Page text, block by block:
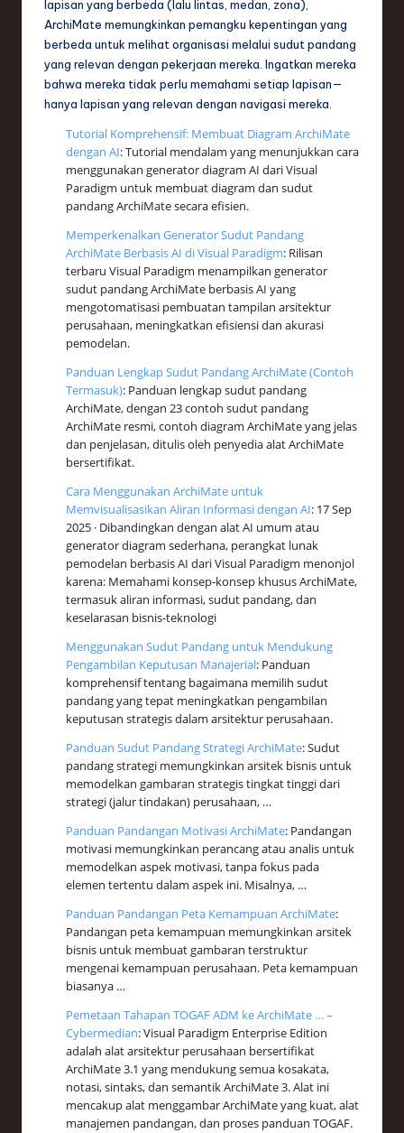
lapisan yang berbeda (lalu lintas, medan, zona),
ArchiMate memungkinkan pemangku kepentingan yang
berbeda untuk melihat organisasi melalui sudut pandang
yang relevan dengan pekerjaan mereka. Ingatkan mereka
bahwa mereka tidak perlu memahami setiap lapisan—
hanya lapisan yang relevan dengan navigasi mereka.
Tutorial Komprehensif: Membuat Diagram ArchiMate
dengan AI: Tutorial mendalam yang menunjukkan cara
menggunakan generator diagram AI dari Visual
Paradigm untuk membuat diagram dan sudut
pandang ArchiMate secara efisien.
Memperkenalkan Generator Sudut Pandang
ArchiMate Berbasis AI di Visual Paradigm: Rilisan
terbaru Visual Paradigm menampilkan generator
sudut pandang ArchiMate berbasis AI yang
mengotomatisasi pembuatan tampilan arsitektur
perusahaan, meningkatkan efisiensi dan akurasi
pemodelan.
Panduan Lengkap Sudut Pandang ArchiMate (Contoh
Termasuk): Panduan lengkap sudut pandang
ArchiMate, dengan 23 contoh sudut pandang
ArchiMate resmi, contoh diagram ArchiMate yang jelas
dan penjelasan, ditulis oleh penyedia alat ArchiMate
bersertifikat.
Cara Menggunakan ArchiMate untuk
Memvisualisasikan Aliran Informasi dengan AI: 17 Sep
2025 · Dibandingkan dengan alat AI umum atau
generator diagram sederhana, perangkat lunak
pemodelan berbasis AI dari Visual Paradigm menonjol
karena: Memahami konsep-konsep khusus ArchiMate,
termasuk aliran informasi, sudut pandang, dan
keselarasan bisnis-teknologi
Menggunakan Sudut Pandang untuk Mendukung
Pengambilan Keputusan Manajerial: Panduan
komprehensif tentang bagaimana memilih sudut
pandang yang tepat meningkatkan pengambilan
keputusan strategis dalam arsitektur perusahaan.
Panduan Sudut Pandang Strategi ArchiMate: Sudut
pandang strategi memungkinkan arsitek bisnis untuk
memodelkan gambaran strategis tingkat tinggi dari
strategi (jalur tindakan) perusahaan, …
Panduan Pandangan Motivasi ArchiMate: Pandangan
motivasi memungkinkan perancang atau analis untuk
memodelkan aspek motivasi, tanpa fokus pada
elemen tertentu dalam aspek ini. Misalnya, …
Panduan Pandangan Peta Kemampuan ArchiMate:
Pandangan peta kemampuan memungkinkan arsitek
bisnis untuk membuat gambaran terstruktur
mengenai kemampuan perusahaan. Peta kemampuan
biasanya …
Pemetaan Tahapan TOGAF ADM ke ArchiMate … –
Cybermedian: Visual Paradigm Enterprise Edition
adalah alat arsitektur perusahaan bersertifikat
ArchiMate 3.1 yang mendukung semua kosakata,
notasi, sintaks, dan semantik ArchiMate 3. Alat ini
mencakup alat menggambar ArchiMate yang kuat, alat
manajemen pandangan, dan proses panduan TOGAF.